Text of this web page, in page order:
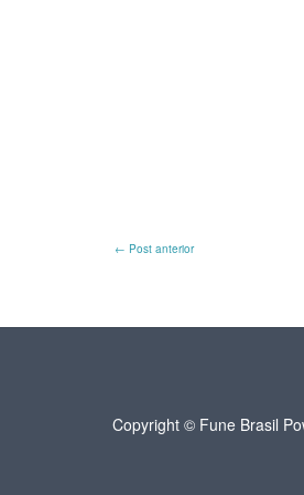
← Post anterior
Copyright © Fune Brasil